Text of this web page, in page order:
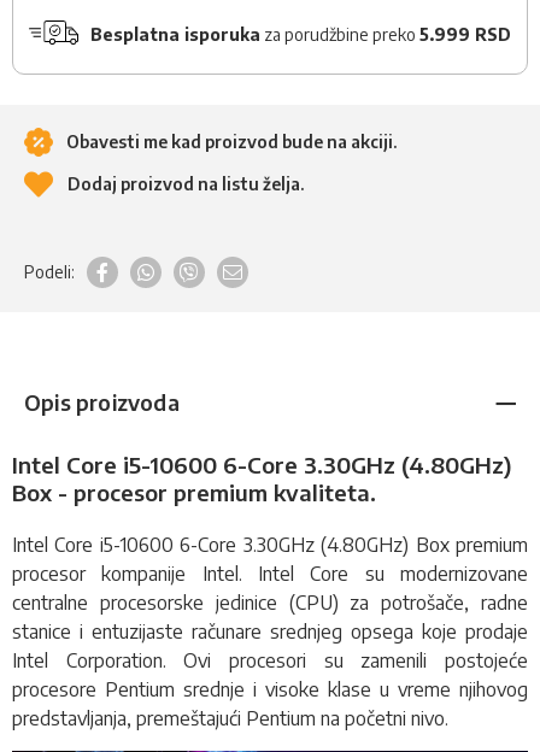
Besplatna isporuka za porudžbine preko 5.999 RSD
Obavesti me kad proizvod bude na akciji.
Dodaj proizvod na listu želja.
Podeli:
Opis proizvoda
Intel Core i5-10600 6-Core 3.30GHz (4.80GHz)
Box - procesor premium kvaliteta.
Intel Core i5-10600 6-Core 3.30GHz (4.80GHz) Box premium
procesorkompanije Intel. Intel Core su modernizovane
centralne procesorske jedinice (CPU) za potrošače, radne
stanice i entuzijaste računare srednjeg opsega koje prodaje
Intel Corporation. Ovi procesori su zamenili postojeće
procesore Pentium srednje i visoke klase u vreme njihovog
predstavljanja, premeštajući Pentium na početni nivo.